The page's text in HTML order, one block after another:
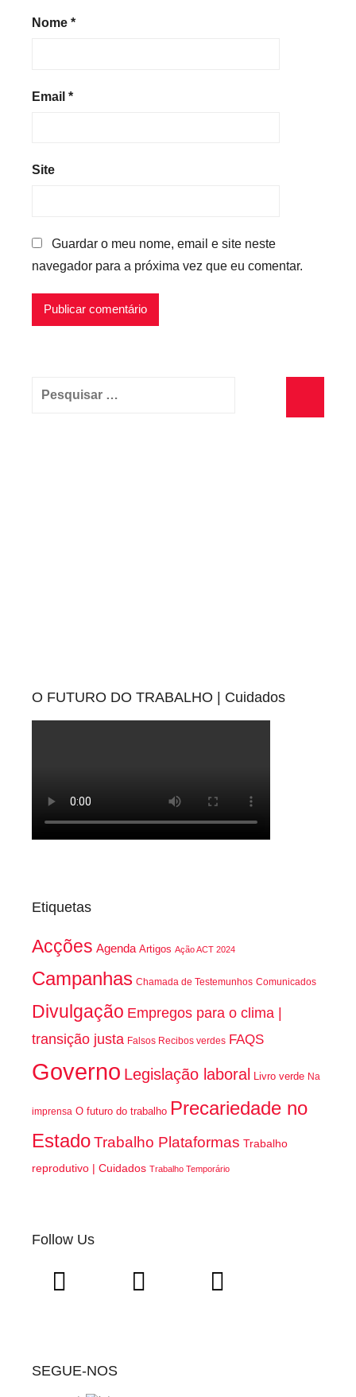
Nome *
Email *
Site
Guardar o meu nome, email e site neste
navegador para a próxima vez que eu comentar.
Pesquisar
O FUTURO DO TRABALHO | Cuidados
Etiquetas
Acções Agenda Artigos Ação ACT 2024
Campanhas Chamada de Testemunhos Comunicados
Divulgação Empregos para o clima |
transição justa Falsos Recibos verdes FAQS
Governo Legislação laboral Livro verde Na
imprensa O futuro do trabalho Precariedade no
EstadoTrabalho Plataformas Trabalho
reprodutivo | Cuidados Trabalho Temporário
Follow Us
SEGUE-NOS